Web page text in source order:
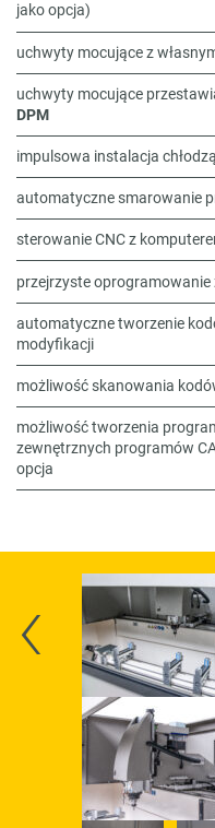
jako opcja)
uchwyty mocujące z
uchwyty mocujące
DPM
impulsowa instalacja
automatyczne smarowanie
sterowanie CNC z
przejrzyste oprogramowanie
automatyczne tworzenie
modyfikacji
możliwość skanowania
możliwość tworzenia
zewnętrznych programów
opcja
‹